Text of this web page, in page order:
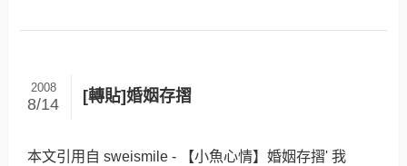
[轉貼]婚姻存摺
2008
8/14
本文引用自 sweismile - 【小魚心情】婚姻存摺' 我